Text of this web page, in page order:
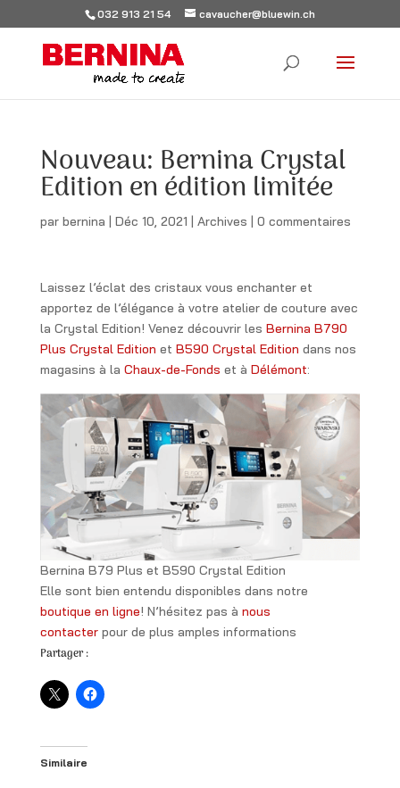
032 913 21 54 cavaucher@bluewin.ch
Nouveau: Bernina Crystal
Edition en édition limitée
par bernina | Déc 10, 2021 | Archives | 0 commentaires
Laissez l’éclat des cristaux vous enchanter et
apportez de l’élégance à votre atelier de couture avec
la Crystal Edition! Venez découvrir les Bernina B790
Plus Crystal Edition et B590 Crystal Edition dans nos
magasins à la Chaux-de-Fonds et à Délémont:
Bernina B79 Plus et B590 Crystal Edition
Elle sont bien entendu disponibles dans notre
boutique en ligne! N’hésitez pas à nous
contacterpour de plus amples informations
Partager :
Similaire